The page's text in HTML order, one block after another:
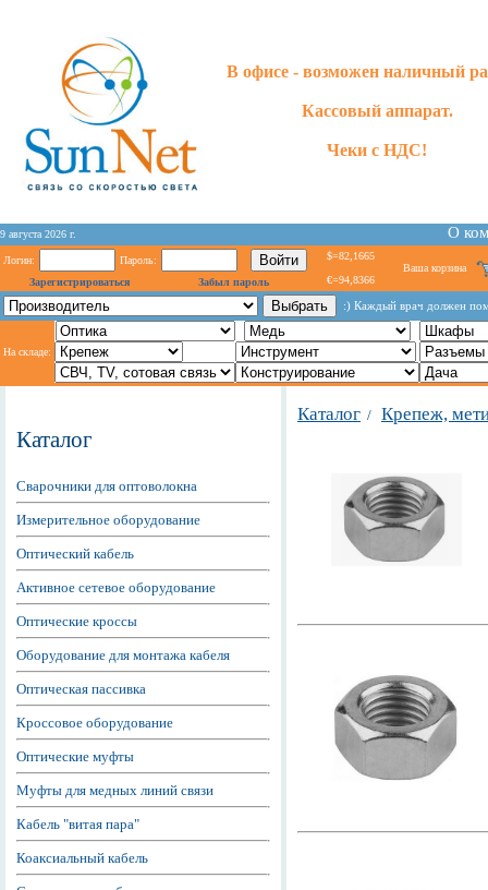
В офисе - возможен наличный
Кассовый аппарат.
Чеки с НДС!
9 августа 2026 г. О
Логин:
Пароль:
Зарегистрироваться
Забыл пароль
$=82,1665
€=94,8366
Ваша корзина
:) Каждый врач должен
На складе:
Каталог
Сварочники для оптоволокна
Измерительное оборудование
Оптический кабель
Активное сетевое оборудование
Оптические кроссы
Оборудование для монтажа кабеля
Оптическая пассивка
Кроссовое оборудование
Оптические муфты
Муфты для медных линий связи
Кабель "витая пара"
Коаксиальный кабель
Каталог / Крепеж,